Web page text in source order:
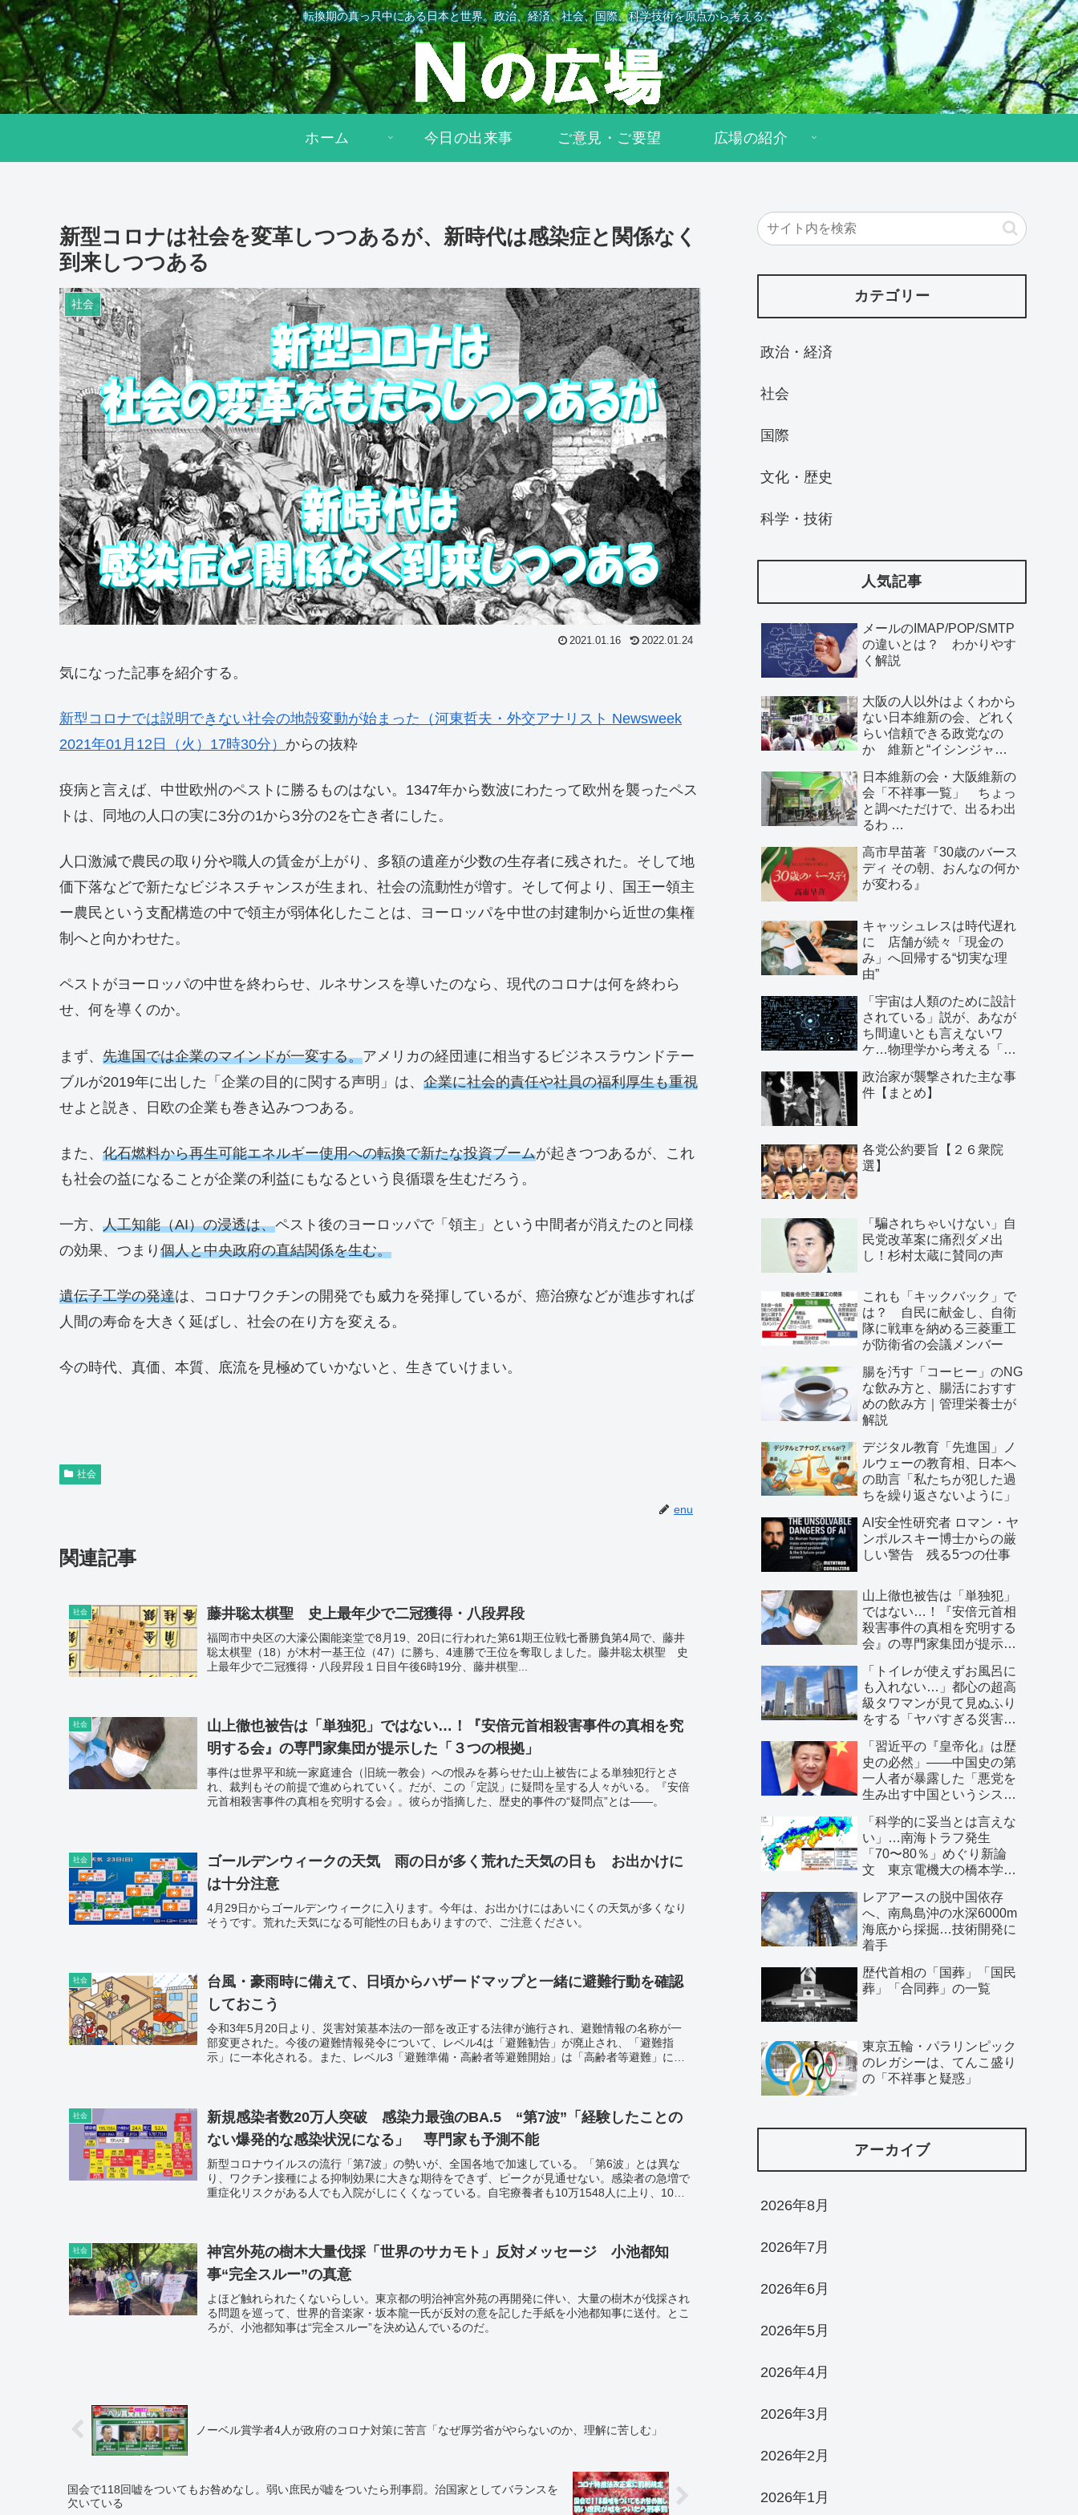
転換期の真っ只中にある日本と世界。政治、経済、社会、国際、科学技術を原点から考える。
ホーム 今日の出来事 ご意見・ご要望 広場の紹介
新型コロナは社会を変革しつつあるが、新時代は感染症と関係なく
到来しつつある
社会
2021.01.16 2022.01.24
気になった記事を紹介する。
新型コロナでは説明できない社会の地殻変動が始まった（河東哲夫・外交アナリスト Newsweek
2021年01月12日（火）17時30分） からの抜粋
疫病と言えば、中世欧州のペストに勝るものはない。1347年から数波にわたって欧州を襲ったペス
トは、同地の人口の実に3分の1から3分の2を亡き者にした。
人口激減で農民の取り分や職人の賃金が上がり、多額の遺産が少数の生存者に残された。そして地
価下落などで新たなビジネスチャンスが生まれ、社会の流動性が増す。そして何より、国王ー領主
ー農民という支配構造の中で領主が弱体化したことは、ヨーロッパを中世の封建制から近世の集権
制へと向かわせた。
ペストがヨーロッパの中世を終わらせ、ルネサンスを導いたのなら、現代のコロナは何を終わら
せ、何を導くのか。
まず、 先進国では企業のマインドが一変する。アメリカの経団連に相当するビジネスラウンドテー
ブルが2019年に出した「企業の目的に関する声明」は、 企業に社会的責任や社員の福利厚生も重視
せよと説き、日欧の企業も巻き込みつつある。
また、 化石燃料から再生可能エネルギー使用への転換で新たな投資ブームが起きつつあるが、これ
も社会の益になることが企業の利益にもなるという良循環を生むだろう。
一方、 人工知能（AI）の浸透は、ペスト後のヨーロッパで「領主」という中間者が消えたのと同様
の効果、つまり 個人と中央政府の直結関係を生む。
遺伝子工学の発達は、コロナワクチンの開発でも威力を発揮しているが、癌治療などが進歩すれば
人間の寿命を大きく延ばし、社会の在り方を変える。
今の時代、真価、本質、底流を見極めていかないと、生きていけまい。
社会
enu
関連記事
社会 藤井聡太棋聖 史上最年少で二冠獲得・八段昇段
福岡市中央区の大濠公園能楽堂で8月19、20日に行われた第61期王位戦七番勝負第4局で、藤井
聡太棋聖（18）が木村一基王位（47）に勝ち、4連勝で王位を奪取しました。藤井聡太棋聖 史
上最年少で二冠獲得・八段昇段１日目午後6時19分、藤井棋聖...
社会
山上徹也被告は「単独犯」ではない…！『安倍元首相殺害事件の真相を究
明する会』の専門家集団が提示した「３つの根拠」
事件は世界平和統一家庭連合（旧統一教会）への恨みを募らせた山上被告による単独犯行とさ
れ、裁判もその前提で進められていく。だが、この「定説」に疑問を呈する人々がいる。『安倍
元首相殺害事件の真相を究明する会』。彼らが指摘した、歴史的事件の“疑問点”とは――。
社会
ゴールデンウィークの天気 雨の日が多く荒れた天気の日も お出かけに
は十分注意
4月29日からゴールデンウィークに入ります。今年は、お出かけにはあいにくの天気が多くなり
そうです。荒れた天気になる可能性の日もありますので、ご注意ください。
社会
台風・豪雨時に備えて、日頃からハザードマップと一緒に避難行動を確認
しておこう
令和3年5月20日より、災害対策基本法の一部を改正する法律が施行され、避難情報の名称が一
部変更された。今後の避難情報発令について、レベル4は「避難勧告」が廃止され、「避難指
示」に一本化される。また、レベル3「避難準備・高齢者等避難開始」は「高齢者等避難」に改
社会
新規感染者数20万人突破 感染力最強のBA.5 “第7波”「経験したことの
ない爆発的な感染状況になる」 専門家も予測不能
新型コロナウイルスの流行「第7波」の勢いが、全国各地で加速している。「第6波」とは異な
り、ワクチン接種による抑制効果に大きな期待をできず、ピークが見通せない。感染者の急増で
重症化リスクがある人でも入院がしにくくなっている。自宅療養者も10万1548人に上り、10万
社会
神宮外苑の樹木大量伐採「世界のサカモト」反対メッセージ 小池都知
事“完全スルー”の真意
よほど触れられたくないらしい。東京都の明治神宮外苑の再開発に伴い、大量の樹木が伐採され
る問題を巡って、世界的音楽家・坂本龍一氏が反対の意を記した手紙を小池都知事に送付。とこ
ろが、小池都知事は“完全スルー”を決め込んでいるのだ。
ノーベル賞学者4人が政府のコロナ対策に苦言「なぜ厚労省がやらないのか、理解に苦しむ」
国会で118回嘘をついてもお咎めなし。弱い庶民が嘘をついたら刑事罰。治国家としてバランスを
欠いている
カテゴリー
政治・経済
社会
国際
文化・歴史
科学・技術
人気記事
メールのIMAP/POP/SMTP
の違いとは？ わかりやす
く解説
大阪の人以外はよくわから
ない日本維新の会、どれく
らい信頼できる政党なの
か 維新と“イシンジャ
る、大阪で起きていること
日本維新の会・大阪維新の
会「不祥事一覧」 ちょっ
と調べただけで、出るわ出
るわ …
高市早苗著『30歳のバース
ディ その朝、おんなの何か
が変わる』
キャッシュレスは時代遅れ
に 店舗が続々「現金の
み」へ回帰する“切実な理
由”
「宇宙は人類のために設計
されている」説が、あなが
ち間違いとも言えないワ
ケ…物理学から考える「こ
政治家が襲撃された主な事
件【まとめ】
各党公約要旨【２６衆院
選】
「騙されちゃいけない」自
民党改革案に痛烈ダメ出
し！杉村太蔵に賛同の声
これも「キックバック」で
は？ 自民に献金し、自衛
隊に戦車を納める三菱重工
が防衛省の会議メンバー
腸を汚す「コーヒー」のNG
な飲み方と、腸活におすす
めの飲み方｜管理栄養士が
解説
デジタル教育「先進国」ノ
ルウェーの教育相、日本へ
の助言「私たちが犯した過
ちを繰り返さないように」
AI安全性研究者 ロマン・ヤ
ンポルスキー博士からの厳
しい警告 残る5つの仕事
山上徹也被告は「単独犯」
ではない…！『安倍元首相
殺害事件の真相を究明する
会』の専門家集団が提示し
「トイレが使えずお風呂に
も入れない…」都心の超高
級タワマンが見て見ぬふり
をする「ヤバすぎる災害リ
「習近平の『皇帝化』は歴
史の必然」――中国史の第
一人者が暴露した「悪党を
生み出す中国というシステ
「科学的に妥当とは言えな
い」…南海トラフ発生
「70〜80％」めぐり新論
文 東京電機大の橋本学特
レアアースの脱中国依存
へ、南鳥島沖の水深6000m
海底から採掘…技術開発に
着手
歴代首相の「国葬」「国民
葬」「合同葬」の一覧
東京五輪・パラリンピック
のレガシーは、てんこ盛り
の「不祥事と疑惑」
アーカイブ
2026年8月
2026年7月
2026年6月
2026年5月
2026年4月
2026年3月
2026年2月
2026年1月